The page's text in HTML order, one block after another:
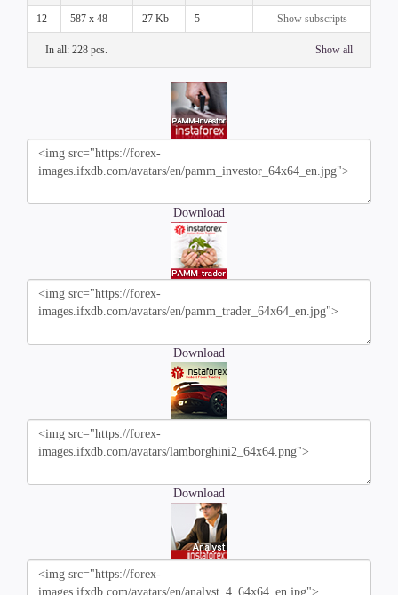
12 587 x 48 27 Kb 5 Show subscripts
In all: 228 pcs. Show all
Download
Download
Download